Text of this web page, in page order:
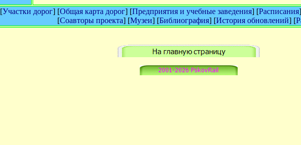
[Участки дорог] [Общая карта дорог] [Предприятия и учебные заведения] [Расписания
[Соавторы проекта] [Музеи] [Библиография] [История обновлений] [